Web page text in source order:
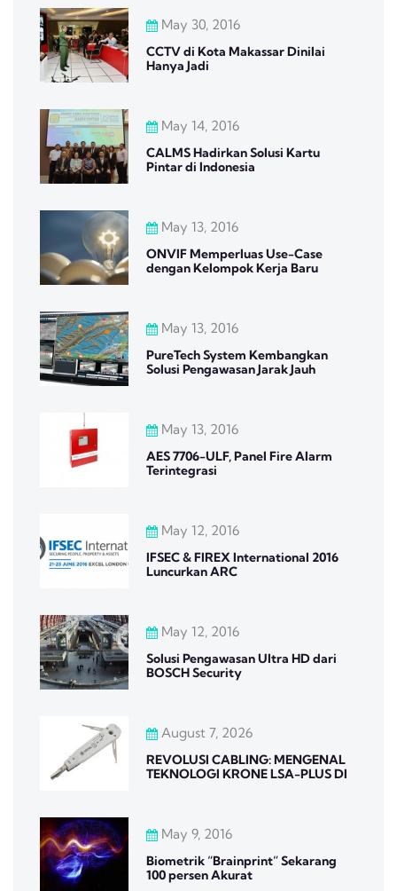
May 30, 2016
CCTV di Kota Makassar Dinilai
Hanya Jadi
May 14, 2016
CALMS Hadirkan Solusi Kartu
Pintar di Indonesia
May 13, 2016
ONVIF Memperluas Use-Case
dengan Kelompok Kerja Baru
May 13, 2016
PureTech System Kembangkan
Solusi Pengawasan Jarak Jauh
May 13, 2016
AES 7706-ULF, Panel Fire Alarm
Terintegrasi
May 12, 2016
IFSEC & FIREX International 2016
Luncurkan ARC
May 12, 2016
Solusi Pengawasan Ultra HD dari
BOSCH Security
August 7, 2026
REVOLUSI CABLING: MENGENAL
TEKNOLOGI KRONE LSA-PLUS DI
May 9, 2016
Biometrik “Brainprint” Sekarang
100 persen Akurat